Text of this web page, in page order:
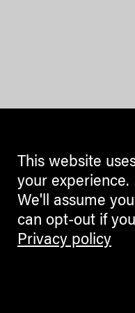
This website
your experience.
We'll assume
can opt-out if
Privacy policy